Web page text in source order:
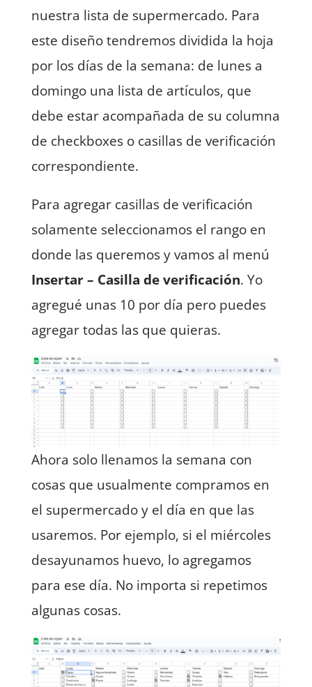
nuestra lista de supermercado. Para
este diseño tendremos dividida la hoja
por los días de la semana: de lunes a
domingo una lista de artículos, que
debe estar acompañada de su columna
de checkboxes o casillas de verificación
correspondiente.
Para agregar casillas de verificación
solamente seleccionamos el rango en
donde las queremos y vamos al menú
Insertar – Casilla de verificación. Yo
agregué unas 10 por día pero puedes
agregar todas las que quieras.
Ahora solo llenamos la semana con
cosas que usualmente compramos en
el supermercado y el día en que las
usaremos. Por ejemplo, si el miércoles
desayunamos huevo, lo agregamos
para ese día. No importa si repetimos
algunas cosas.